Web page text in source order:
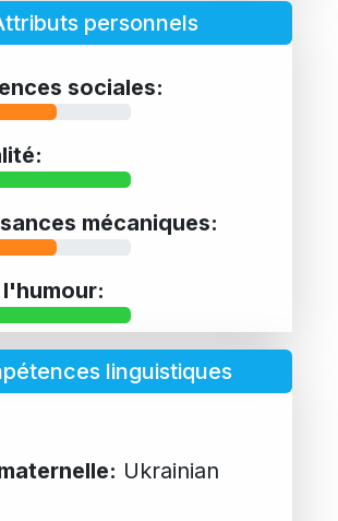
personnels
sociales:
mécaniques:
linguistiques
Ukrainian